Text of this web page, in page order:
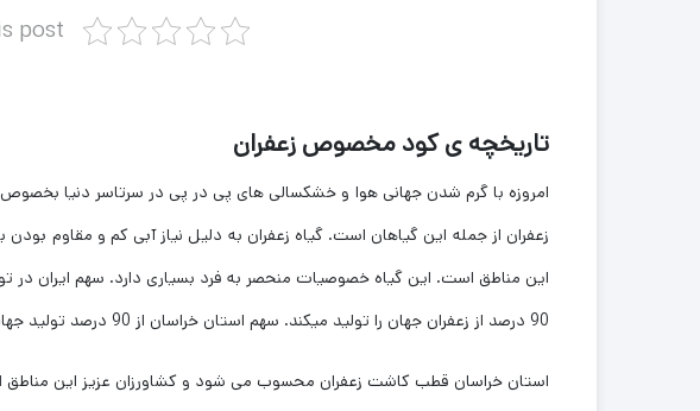
post
تاریخچه ی کود مخصوص زعفران
امروزه با گرم شدن جهانی هوا و خشکسالی های پی در پی در سرتاسر دنیا بخصوص
زعفران از جمله این گیاهان است. گیاه زعفران به دلیل نیاز آبی کم و مقاوم
90 درصد از زعفران جهان را تولید میکند. سهم استان خراسان از 90 درصد تولید جهانی، 98 درصد تولید داخلی هست.
استان خراسان قطب کاشت زعفران محسوب می شود و کشاورزان عزیز این مناطق